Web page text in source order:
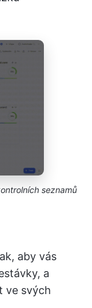
seznamů
aby vás
a
ve svých